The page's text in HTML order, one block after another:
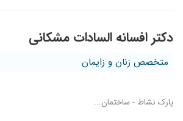
دکتر افسانه السادات مشکانی
متخصص زنان و زایمان
پارک نشاط - ساختمان...